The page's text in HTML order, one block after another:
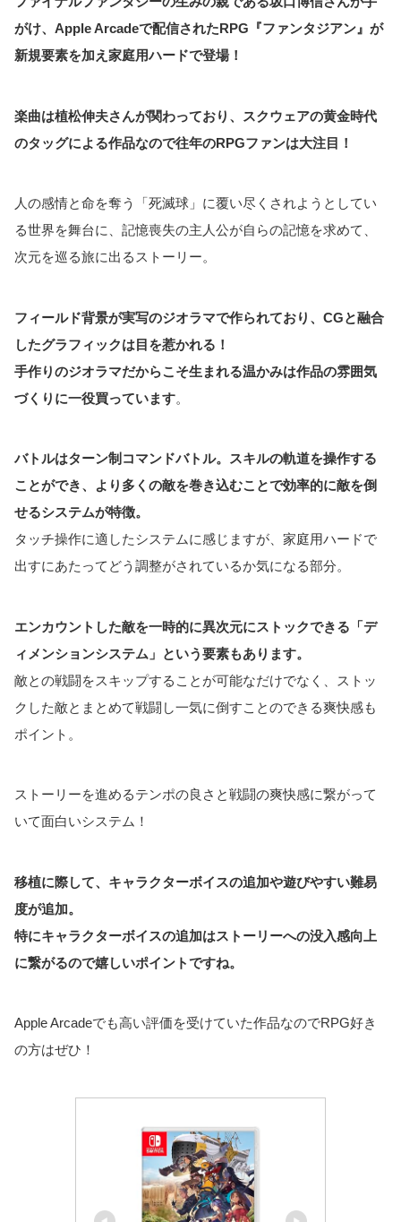
がけ、Apple Arcadeで配信されたRPG『ファンタジアン』が
新規要素を加え家庭用ハードで登場！
楽曲は植松伸夫さんが関わっており、スクウェアの黄金時代
のタッグによる作品なので往年のRPGファンは大注目！
人の感情と命を奪う「死滅球」に覆い尽くされようとしてい
る世界を舞台に、記憶喪失の主人公が自らの記憶を求めて、
次元を巡る旅に出るストーリー。
フィールド背景が実写のジオラマで作られており、CGと融合
したグラフィックは目を惹かれる！
手作りのジオラマだからこそ生まれる温かみは作品の雰囲気
づくりに一役買っています。
バトルはターン制コマンドバトル。スキルの軌道を操作する
ことができ、より多くの敵を巻き込むことで効率的に敵を倒
せるシステムが特徴。
タッチ操作に適したシステムに感じますが、家庭用ハードで
出すにあたってどう調整がされているか気になる部分。
エンカウントした敵を一時的に異次元にストックできる「デ
ィメンションシステム」という要素もあります。
敵との戦闘をスキップすることが可能なだけでなく、ストッ
クした敵とまとめて戦闘し一気に倒すことのできる爽快感も
ポイント。
ストーリーを進めるテンポの良さと戦闘の爽快感に繋がって
いて面白いシステム！
移植に際して、キャラクターボイスの追加や遊びやすい難易
度が追加。
特にキャラクターボイスの追加はストーリーへの没入感向上
に繋がるので嬉しいポイントですね。
Apple Arcadeでも高い評価を受けていた作品なのでRPG好き
の方はぜひ！